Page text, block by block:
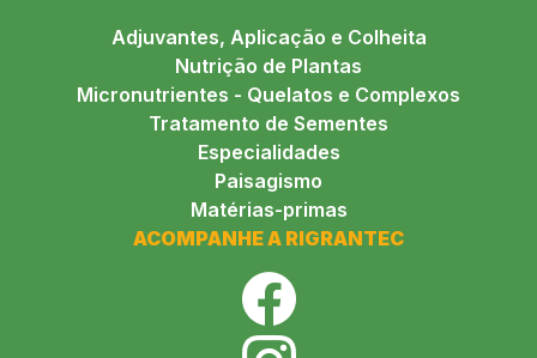
Adjuvantes, Aplicação e Colheita
Nutrição de Plantas
Micronutrientes - Quelatos e Complexos
Tratamento de Sementes
Especialidades
Paisagismo
Matérias-primas
ACOMPANHE A RIGRANTEC